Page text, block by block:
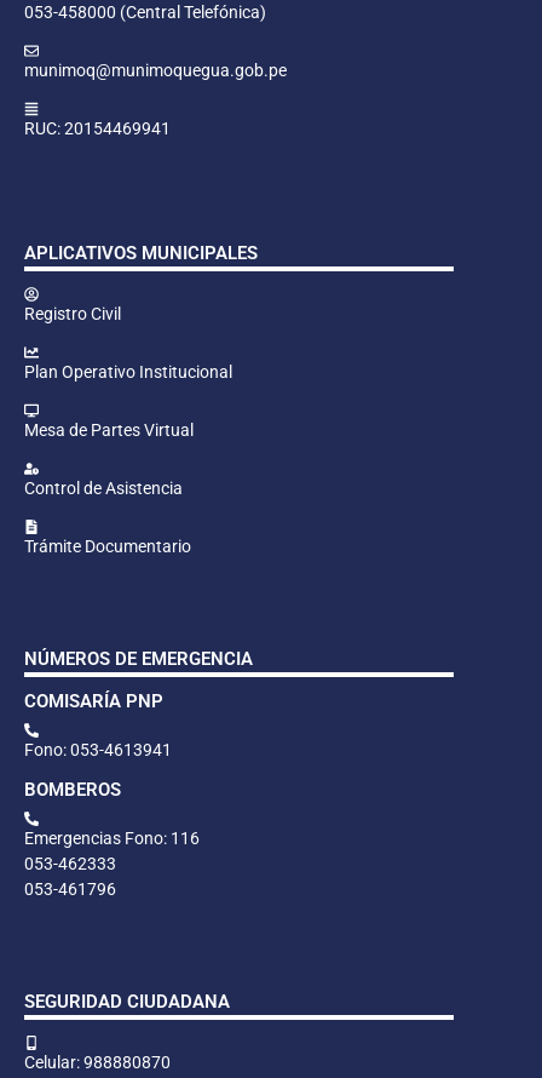
053-458000 (Central Telefónica)
munimoq@munimoquegua.gob.pe
RUC: 20154469941
APLICATIVOS MUNICIPALES
Registro Civil
Plan Operativo Institucional
Mesa de Partes Virtual
Control de Asistencia
Trámite Documentario
NÚMEROS DE EMERGENCIA
COMISARÍA PNP
Fono: 053-4613941
BOMBEROS
Emergencias Fono: 116
053-462333
053-461796
SEGURIDAD CIUDADANA
Celular: 988880870